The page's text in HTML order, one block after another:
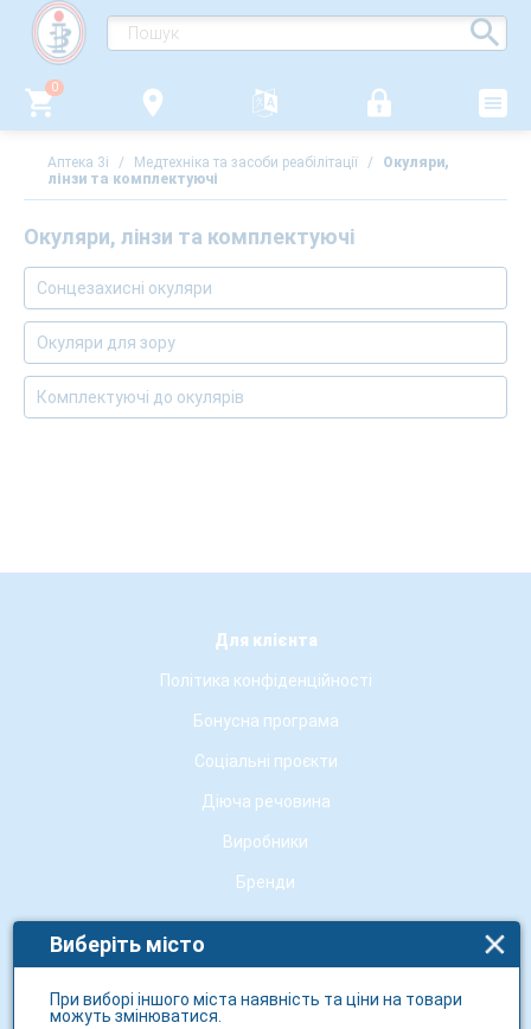
0
Аптека 3i / Медтехніка та засоби реабілітації /
Окуляри,
лінзи та комплектуючі
Окуляри, лінзи та комплектуючі
Сонцезахисні окуляри
Окуляри для зору
Комплектуючі до окулярів
Для клієнта
Політика конфіденційності
Бонусна програма
Соціальні проєкти
Діюча речовина
Виробники
Бренди
Виберіть місто
При виборі іншого міста наявність та ціни на товари
можуть змінюватися.